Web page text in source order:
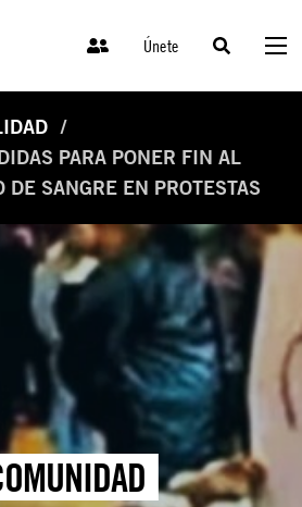
Únete
PARA PONER FIN AL
DE SANGRE EN PROTESTAS